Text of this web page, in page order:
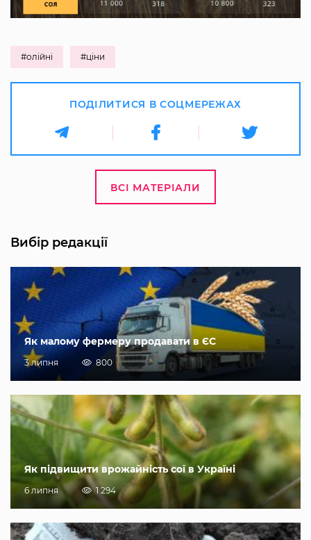
#олійні #ціни
ПОДІЛИТИСЯ В СОЦМЕРЕЖАХ
ВСІ МАТЕРІАЛИ
Вибір редакції
Як малому фермеру продавати в ЄС
3 липня 800
Як підвищити врожайність сої в Україні
6 липня 1 294